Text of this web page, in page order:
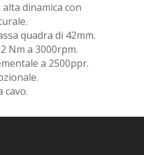
dinamica con
quadra di 42mm.
Nm a 3000rpm.
a 2500ppr.
cavo.